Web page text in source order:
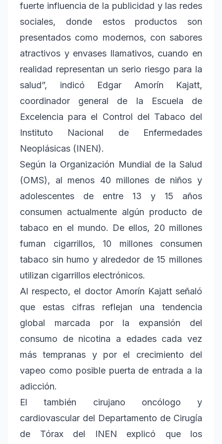
fuerte influencia de la publicidad y las redes
sociales, donde estos productos son
presentados como modernos, con sabores
atractivos y envases llamativos, cuando en
realidad representan un serio riesgo para la
salud”, indicó Edgar Amorín Kajatt,
coordinador general de la Escuela de
Excelencia para el Control del Tabaco del
Instituto Nacional de Enfermedades
Neoplásicas (INEN).
Según la Organización Mundial de la Salud
(OMS), al menos 40 millones de niños y
adolescentes de entre 13 y 15 años
consumen actualmente algún producto de
tabaco en el mundo. De ellos, 20 millones
fuman cigarrillos, 10 millones consumen
tabaco sin humo y alrededor de 15 millones
utilizan cigarrillos electrónicos.
Al respecto, el doctor Amorín Kajatt señaló
que estas cifras reflejan una tendencia
global marcada por la expansión del
consumo de nicotina a edades cada vez
más tempranas y por el crecimiento del
vapeo como posible puerta de entrada a la
adicción.
El también cirujano oncólogo y
cardiovascular del Departamento de Cirugía
de Tórax del INEN explicó que los